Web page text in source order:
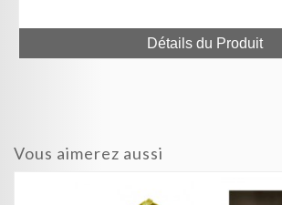
Détails du Produit
Vous aimerez aussi